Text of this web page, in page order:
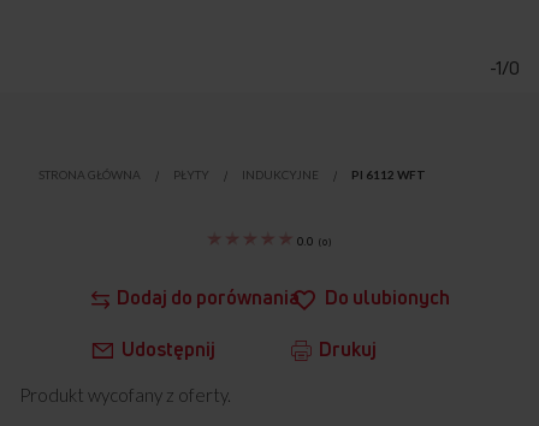
-1/0
STRONA GŁÓWNA PŁYTY INDUKCYJNE PI 6112 WFT
Dodaj do porównania Do ulubionych
Udostępnij Drukuj
0.0 (0)
Produkt wycofany z oferty.